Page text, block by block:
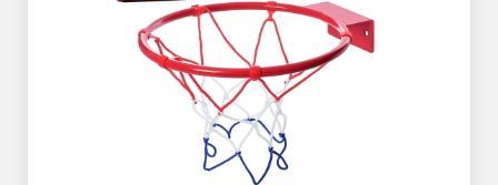
М'яч волейбольний "Mikasa"